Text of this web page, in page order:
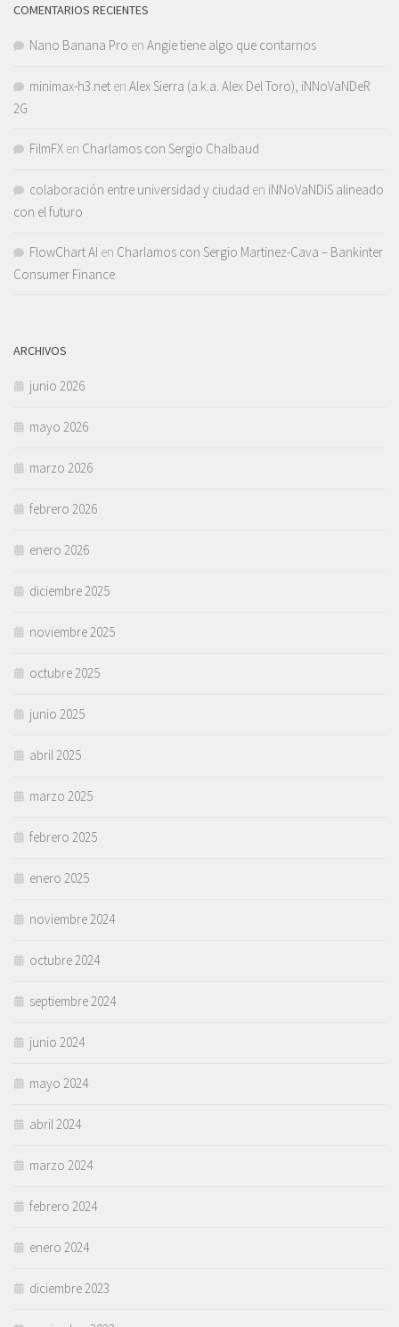
COMENTARIOS RECIENTES
Nano Banana Pro en Angie tiene algo que contarnos
minimax-h3.net en Alex Sierra (a.k.a. Alex Del Toro), iNNoVaNDeR
2G
FilmFX en Charlamos con Sergio Chalbaud
colaboración entre universidad y ciudad en iNNoVaNDiS alineado
con el futuro
FlowChart AI en Charlamos con Sergio Martinez-Cava – Bankinter
Consumer Finance
ARCHIVOS
junio 2026
mayo 2026
marzo 2026
febrero 2026
enero 2026
diciembre 2025
noviembre 2025
octubre 2025
junio 2025
abril 2025
marzo 2025
febrero 2025
enero 2025
noviembre 2024
octubre 2024
septiembre 2024
junio 2024
mayo 2024
abril 2024
marzo 2024
febrero 2024
enero 2024
diciembre 2023